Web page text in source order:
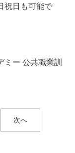
祝日も可能で
ー 公共職業訓
次へ